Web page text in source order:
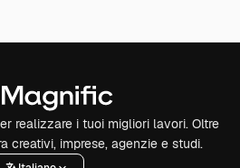
realizzare i tuoi migliori lavori. Oltre
creativi, imprese, agenzie e studi.